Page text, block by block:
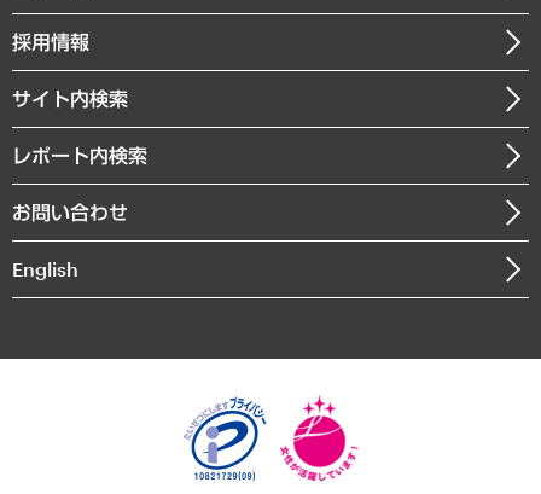
GRC（ガバナンス・リスク・コンプライアンス）・防災（政策）
経済・産業・雇用・労働
まちづくり・観光・交通・スポーツ・スマートシティ
自然資源・農林水産業・食料システム
経営用語集
受託・受注実績（官公庁関連）
メディア掲載・出演
社長メッセージ
会社概要
沿革
組織図・本部部室紹介
インドネシア現地法人
個人情報保護方針
ニュースリリース
お知らせ
採用情報
サイト内検索
レポート内検索
お問い合わせ
English